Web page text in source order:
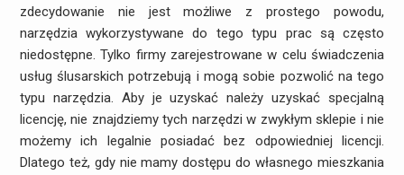
zdecydowanie nie jest możliwe z prostego powodu,
narzędzia wykorzystywane do tego typu prac są często
niedostępne. Tylko firmy zarejestrowane w celu świadczenia
usług ślusarskich potrzebują i mogą sobie pozwolić na tego
typu narzędzia. Aby je uzyskać należy uzyskać specjalną
licencję, nie znajdziemy tych narzędzi w zwykłym sklepie i nie
możemy ich legalnie posiadać bez odpowiedniej licencji.
Dlatego też, gdy nie mamy dostępu do własnego mieszkania